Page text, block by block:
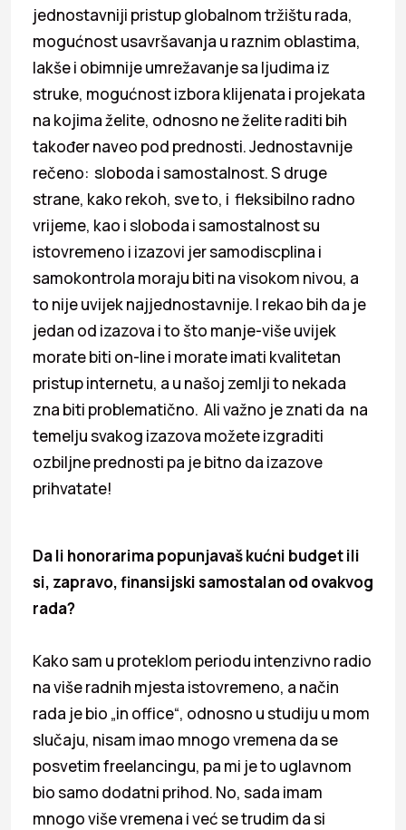
jednostavniji pristup globalnom tržištu rada,
mogućnost usavršavanja u raznim oblastima,
lakše i obimnije umrežavanje sa ljudima iz
struke, mogućnost izbora klijenata i projekata
na kojima želite, odnosno ne želite raditi bih
također naveo pod prednosti. Jednostavnije
rečeno: sloboda i samostalnost. S druge
strane, kako rekoh, sve to, i fleksibilno radno
vrijeme, kao i sloboda i samostalnost su
istovremeno i izazovi jer samodiscplina i
samokontrola moraju biti na visokom nivou, a
to nije uvijek najjednostavnije. I rekao bih da je
jedan od izazova i to što manje-više uvijek
morate biti on-line i morate imati kvalitetan
pristup internetu, a u našoj zemlji to nekada
zna biti problematično. Ali važno je znati da na
temelju svakog izazova možete izgraditi
ozbiljne prednosti pa je bitno da izazove
prihvatate!
Da li honorarima popunjavaš kućni budget ili
si, zapravo, finansijski samostalan od ovakvog
rada?
Kako sam u proteklom periodu intenzivno radio
na više radnih mjesta istovremeno, a način
rada je bio „in office“, odnosno u studiju u mom
slučaju, nisam imao mnogo vremena da se
posvetim freelancingu, pa mi je to uglavnom
bio samo dodatni prihod. No, sada imam
mnogo više vremena i već se trudim da si